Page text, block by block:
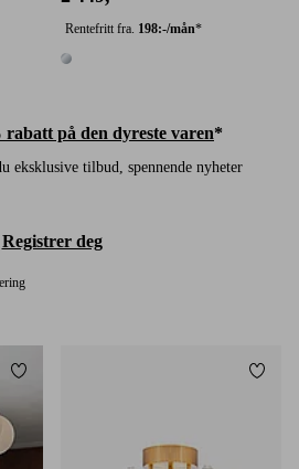
rabatt på den dyreste varen*
eksklusive tilbud, spennende nyheter
Registrer deg
Rentefritt fra. 198:-/mån*
1 farge
Legg til favoritter